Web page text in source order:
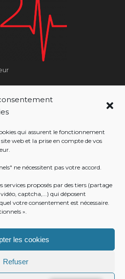
qui assurent le fonctionnement
web et la prise en compte de vos
ne nécessitent pas votre accord.
services proposés par des tiers (partage
captcha,...) qui déposent
votre consentement est nécessaire.
».
les cookies
Refuser